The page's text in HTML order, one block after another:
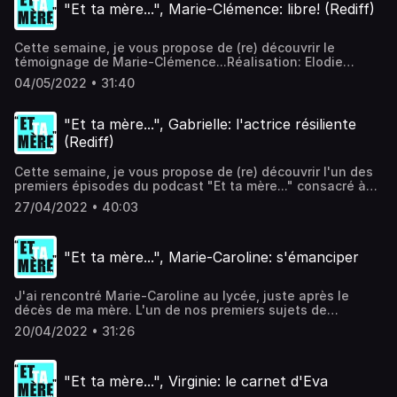
douloureux d'en faire le deuil... Vanessa, c'est une
histoire à la fois difficile et magnifique. Une histoire qui
est bien là, est éternel.Réalisation: Elodie
BASTATMusique: Odezenne Hébergé par Acast. Visitez
acast.com/privacy pour plus d'informations.
"Et ta mère...", Marie-Clémence: libre! (Rediff)
Cette semaine, je vous propose de (re) découvrir le
témoignage de Marie-Clémence...Réalisation: Elodie
BASTATMusique: Odezenne Hébergé par Acast. Visitez
acast.com/privacy pour plus d'informations.
04/05/2022 • 31:40
"Et ta mère...", Gabrielle: l'actrice résiliente
(Rediff)
Cette semaine, je vous propose de (re) découvrir l'un des
premiers épisodes du podcast "Et ta mère..." consacré à
l'actrice Gabrielle Lazure...Réalisation: Elodie
BASTATMusique: Odezenne Hébergé par Acast. Visitez
27/04/2022 • 40:03
"Et ta mère...", Marie-Caroline: s'émanciper
J'ai rencontré Marie-Caroline au lycée, juste après le
décès de ma mère. L'un de nos premiers sujets de
discussion d'ailleurs... Et puis nous avons grandi
ensemble, jamais loin l'une de l'autre, ni de sa famille à
studio d'Odezenne, le groupe de son frère Alix, que nous
réalisons son interview.Le moment est chargé. Pour elle,
20/04/2022 • 31:26
"Et ta mère...", Virginie: le carnet d'Eva